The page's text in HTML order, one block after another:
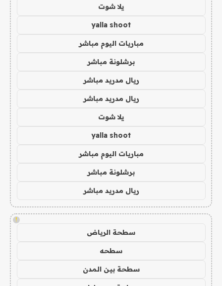
يلا شوت
yalla shoot
مباريات اليوم مباشر
برشلونة مباشر
ريال مدريد مباشر
ريال مدريد مباشر
يلا شوت
yalla shoot
مباريات اليوم مباشر
برشلونة مباشر
ريال مدريد مباشر
!
سطحة الرياض
سطحه
سطحة بين المدن